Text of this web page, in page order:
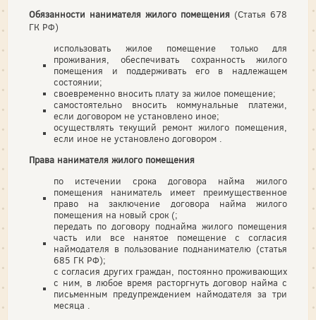
Обязанности нанимателя жилого помещения (Статья 678
ГК РФ)
использовать жилое помещение только для
проживания, обеспечивать сохранность жилого
помещения и поддерживать его в надлежащем
состоянии;
своевременно вносить плату за жилое помещение;
самостоятельно вносить коммунальные платежи,
если договором не установлено иное;
осуществлять текущий ремонт жилого помещения,
если иное не установлено договором .
Права нанимателя жилого помещения
по истечении срока договора найма жилого
помещения наниматель имеет преимущественное
право на заключение договора найма жилого
помещения на новый срок (;
передать по договору поднайма жилого помещения
часть или все нанятое помещение с согласия
наймодателя в пользование поднанимателю (статья
685 ГК РФ);
с согласия других граждан, постоянно проживающих
с ним, в любое время расторгнуть договор найма с
письменным предупреждением наймодателя за три
месяца .